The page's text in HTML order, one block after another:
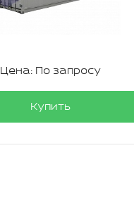
Цена: По запросу
Купить